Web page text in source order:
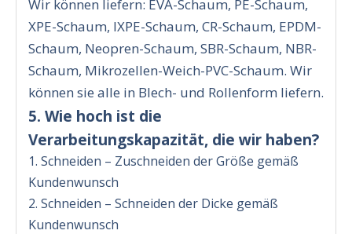
Wir können liefern: EVA-Schaum, PE-Schaum,
XPE-Schaum, IXPE-Schaum, CR-Schaum, EPDM-
Schaum, Neopren-Schaum, SBR-Schaum, NBR-
Schaum, Mikrozellen-Weich-PVC-Schaum. Wir
können sie alle in Blech- und Rollenform liefern.
5. Wie hoch ist die
Verarbeitungskapazität, die wir haben?
1. Schneiden – Zuschneiden der Größe gemäß
Kundenwunsch
2. Schneiden – Schneiden der Dicke gemäß
Kundenwunsch